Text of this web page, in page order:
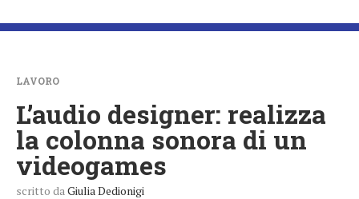
LAVORO
L’audio designer: realizza
la colonna sonora di un
videogames
scritto da Giulia Dedionigi